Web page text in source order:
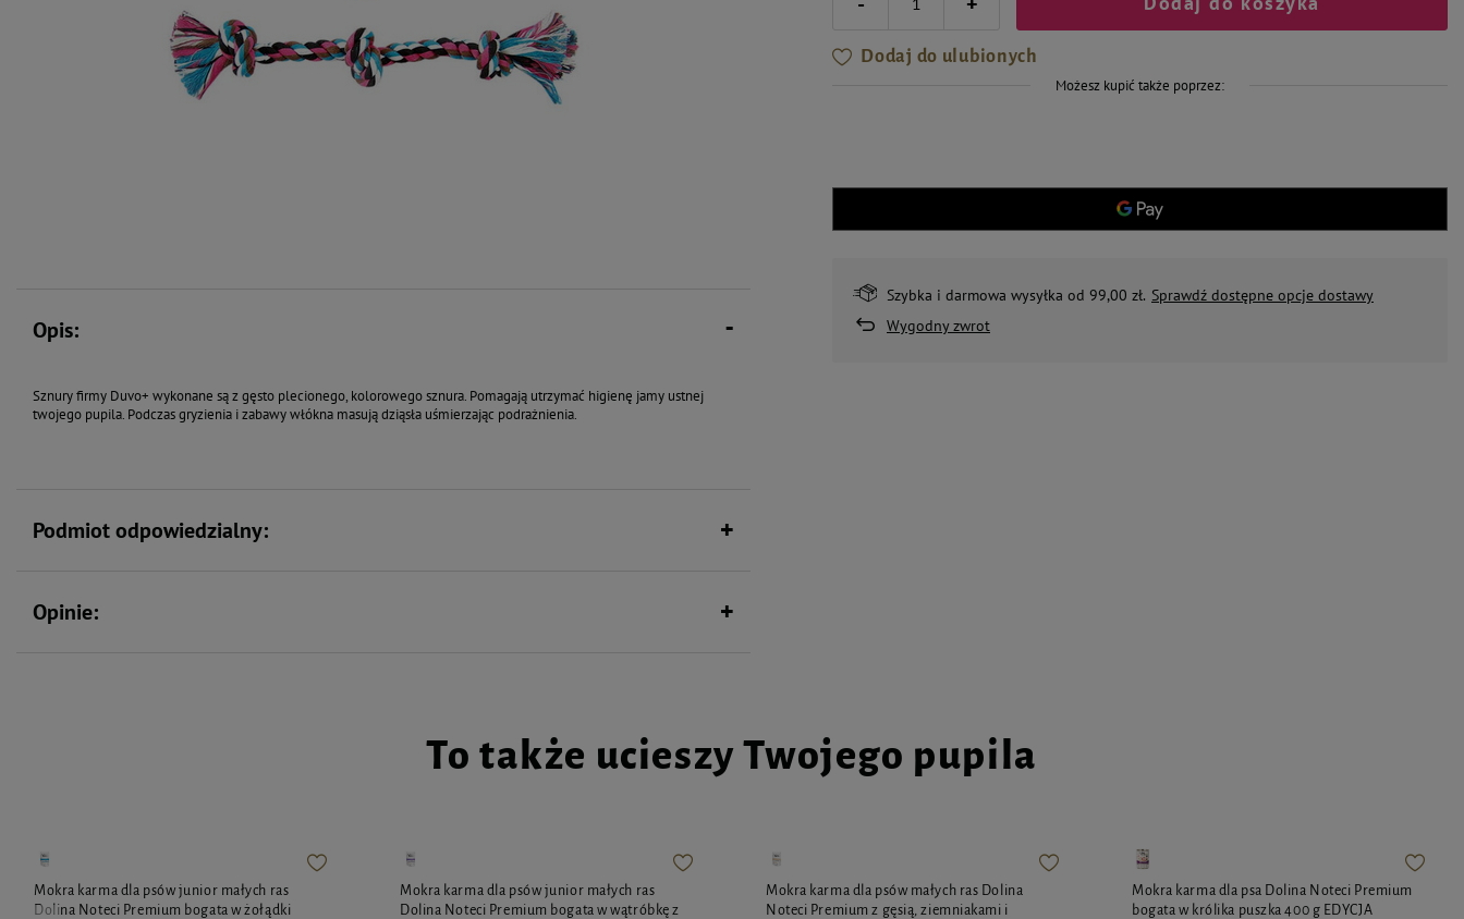
Dodaj do ulubionych
Możesz kupić także poprzez:
Szybka i darmowa wysyłka od 99,00 zł. Sprawdź dostępne opcje dostawy
Wygodny zwrot
Opis:
Sznury firmy Duvo+ wykonane są z gęsto plecionego, kolorowego sznura. Pomagają utrzymać higienę jamy ustnej
twojego pupila. Podczas gryzienia i zabawy włókna masują dziąsła uśmierzając podrażnienia.
Podmiot odpowiedzialny:
Opinie:
To także ucieszy Twojego pupila
Mokra karma dla psów junior małych ras
Dolina Noteci Premium bogata w żołądki
Mokra karma dla psów junior małych ras
Dolina Noteci Premium bogata w wątróbkę z
Mokra karma dla psów małych ras Dolina
Noteci Premium z gęsią, ziemniakami i
Mokra karma dla psa Dolina Noteci Premium
bogata w królika puszka 400 g EDYCJA